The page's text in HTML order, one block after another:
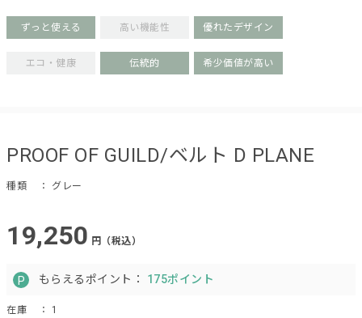
ずっと使える 高い機能性 優れたデザイン
エコ・健康 伝統的 希少価値が高い
PROOF OF GUILD/ベルト D PLANE
種類 ： グレー
19,250 円（税込）
もらえるポイント： 175ポイント
在庫 ： 1